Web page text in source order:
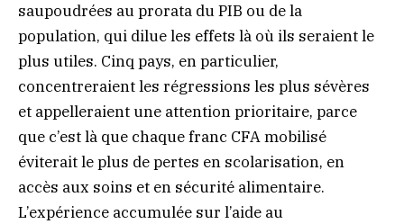
saupoudrées au prorata du PIB ou de la
population, qui dilue les effets là où ils seraient le
plus utiles. Cinq pays, en particulier,
concentreraient les régressions les plus sévères
et appelleraient une attention prioritaire, parce
que c’est là que chaque franc CFA mobilisé
éviterait le plus de pertes en scolarisation, en
accès aux soins et en sécurité alimentaire.
L’expérience accumulée sur l’aide au